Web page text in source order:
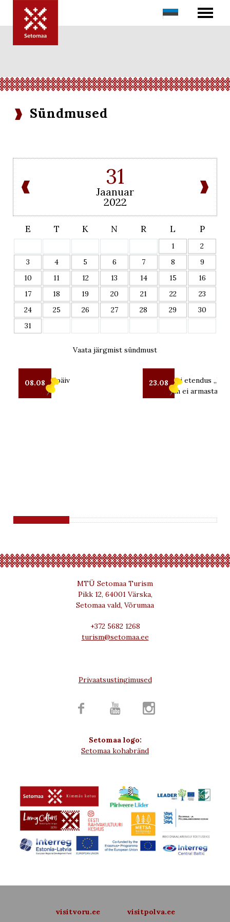
Sündmused
31
Jaanuar
2022
E T K N R L P
1
2
3
4 5 6 7 8
9
10
11 12 13 14 15
16
17
18 19 20 21 22
23
24
25 26 27 28 29
30
31
Vaata järgmist sündmust
08.08
Seto Kostipäiv 23.08
OUT teatri etendus „Kui
mind enam ei armasta“
MTÜ Setomaa Turism
Pikk 12, 64001 Värska,
Setomaa vald, Võrumaa
+372 5682 1268
turism@setomaa.ee
Privaatsustingimused
  
Setomaa logo:
Setomaa kohabränd
visitvoru.ee visitpolva.ee